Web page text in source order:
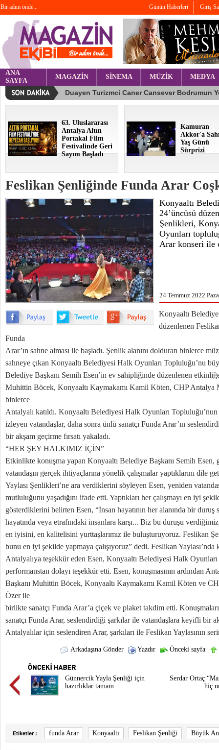
Bir adım önde... Günün Haberleri Giriş
ANA
SAYFA
MAGAZİN SİNEMA MÜZİK MEDYA
63. Uluslararası
Antalya Altın
Portakal Film
Festivalinde Geri
Sayım Başladı
Kamuran
Akkor'a
Yaş Günü
Sürprizi
Feslikan Şenliğinde Funda Arar
Konyaaltı
24’üncüsü
Şenlikleri,
Oyunları
Arar konseri ile
24 Temmuz 2022
Konyaaltı
düzenlenen
Funda
Arar’ın sahne alması ile başladı. Şenlik alanını dolduran binlerce
sahneye çıkan Konyaaltı Belediyesi Halk Oyunları Topluluğu’nu
Belediye Başkanı Semih Esen’in ev sahipliğinde düzenlenen
Muhittin Böcek, Konyaaltı Kaymakamı Kamil Köten, CHP Antalya
binlerce
Antalyalı katıldı. Konyaaltı Belediyesi Halk Oyunları
izleyen vatandaşlar, daha sonra ünlü sanatçı Funda Arar’ın
bir akşam geçirme fırsatı yakaladı.
“HER ŞEY HALKIMIZ İÇİN”
Etkinlikte konuşma yapan Konyaaltı Belediye Başkanı Semih
vatandaşın gerçek ihtiyaçlarına yönelik çalışmalar yaptıklarını dile
Yaylası Şenlikleri’ne ara verdiklerini söyleyen Esen, yeniden
mutluluğunu yaşadığını ifade etti. Yaptıkları her çalışmayı en iyi
gösterdiklerini belirten Esen, “İnsan hayatının her alanında bir
hayatında veya etrafındaki insanlara karşı... Biz bu duruşu
en iyisini, en kalitelisini yurttaşlarımız ile buluşturuyoruz. Feslikan
bunu en iyi şekilde yapmaya çalışıyoruz” dedi. Feslikan Yaylası’nda
Antalyalıya teşekkür eden Esen, Konyaaltı Belediyesi Halk
performanstan dolayı teşekkür etti. Esen, konuşmasının ardından
Başkanı Muhittin Böcek, Konyaaltı Kaymakamı Kamil Köten ve
Özer ile
birlikte sanatçı Funda Arar’a çiçek ve plaket takdim etti.
sanatçı Funda Arar, seslendirdiği şarkılar ile vatandaşlara keyifli bir
Antalyalılar için seslendiren Arar, şarkıları ile Feslikan Yaylasının serin
Arkadaşına Gönder Yazdır Önceki sayfa
Günnercik Yayla Şenliği için
hazırlıklar tamam
Serdar Ortaç
hiç
Etiketler : funda Arar Konyaaltı Feslikan Şenliği Büyük